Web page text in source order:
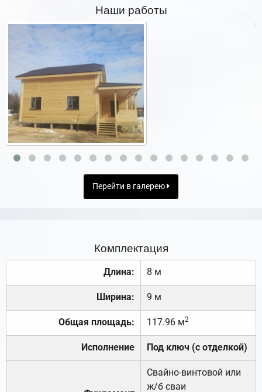
Наши работы
Перейти в галерею
Комплектация
Длина: 8 м
Ширина: 9 м
Общая площадь: 117.96 м2
Исполнение Под ключ (с отделкой)
Свайно-винтовой или
ж/б сваи